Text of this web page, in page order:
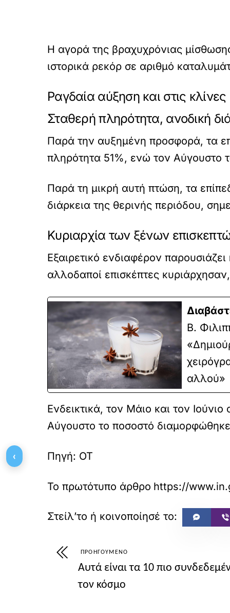
Η αγορά της βραχυχρόνιας
ιστορικά ρεκόρ σε αριθμό
Ραγδαία αύξηση και στις κλίνες
Σταθερή πληρότητα, ανοδική
Παρά την αυξημένη προσφορά, τα
πληρότητα 51%, ενώ τον Αύγουστο
Παρά τη μικρή αυτή πτώση, τα
διάρκεια της θερινής περιόδου,
Κυριαρχία των ξένων
Εξαιρετικό ενδιαφέρον
αλλοδαποί επισκέπτες
Β.
αλλού»
Ενδεικτικά, τον Μάιο και τον
Αύγουστο το ποσοστό
Πηγή: ΟΤ
Το πρωτότυπο άρθρο
ΠΡΟΗΓΟΎΜΕΝΟ
Αυτά είναι τα 10 πιο
τον κόσμο
‹